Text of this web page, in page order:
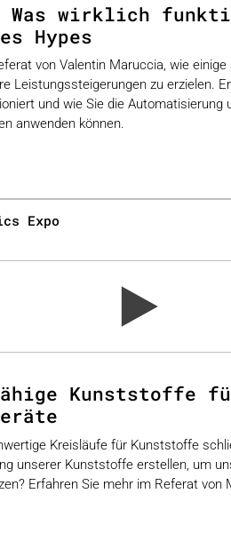
Was wirklich
Hypes
von Valentin Maruccia, wie
Leistungssteigerungen zu erzielen.
und wie Sie die Automatisierung
anwenden können.
Expo
Kunststoffe
Kreisläufe für Kunststoffe
unserer Kunststoffe erstellen, um
Erfahren Sie mehr im Referat von